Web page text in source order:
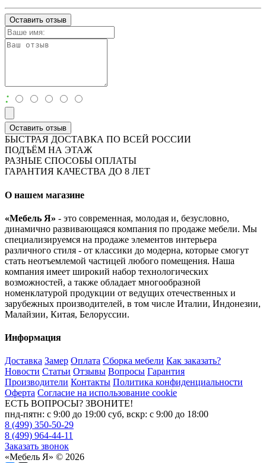
Оставить отзыв
:
Оставить отзыв
БЫСТРАЯ ДОСТАВКА ПО ВСЕЙ РОССИИ
ПОДЪЁМ НА ЭТАЖ
РАЗНЫЕ СПОСОБЫ ОПЛАТЫ
ГАРАНТИЯ КАЧЕСТВА ДО 8 ЛЕТ
О нашем магазине
«Мебель Я» - это современная, молодая и, безусловно,
динамично развивающаяся компания по продаже мебели. Мы
специализируемся на продаже элементов интерьера
различного стиля - от классики до модерна, которые смогут
стать неотъемлемой частицей любого помещения. Наша
компания имеет широкий набор технологических
возможностей, а также обладает многообразной
номенклатурой продукции от ведущих отечественных и
зарубежных производителей, в том числе Италии, Индонезии,
Малайзии, Китая, Белоруссии.
Информация
Доставка Замер Оплата Сборка мебели Как заказать?
Новости Статьи Отзывы Вопросы Гарантия
Производители Контакты Политика конфиденциальности
Оферта Согласие на использование cookie
ЕСТЬ ВОПРОСЫ? ЗВОНИТЕ!
пнд-пятн: с 9:00 до 19:00 суб, вскр: с 9:00 до 18:00
8 (499) 350-50-29
8 (499) 964-44-11
Заказать звонок
«Мебель Я» © 2026